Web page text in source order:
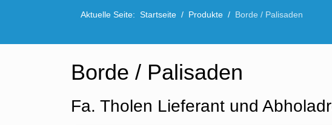
Aktuelle Seite: Startseite Produkte Borde / Palisaden
Borde / Palisaden
Fa. Tholen Lieferant und